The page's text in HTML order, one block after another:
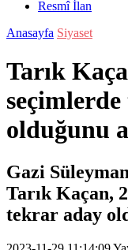
Resmî İlan
Anasayfa Siyaset
Tarık
olduğunu
Gazi
Tarık Kaçan,
tekrar aday